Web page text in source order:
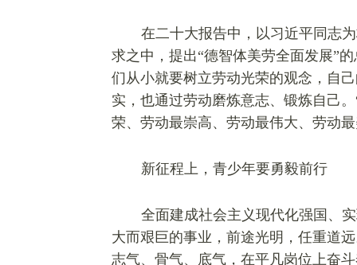
在二十大报告中，以习近平同志
求之中，提出“德智体美劳全面发展”
们从小就要树立劳动光荣的观念，自
实，也通过劳动磨炼意志、锻炼自己
荣、劳动最崇高、劳动最伟大、劳动
新征程上，青少年要勇毅前行
全面建成社会主义现代化强国、
大而艰巨的事业，前途光明，任重道
志气、骨气、底气，在平凡岗位上奋